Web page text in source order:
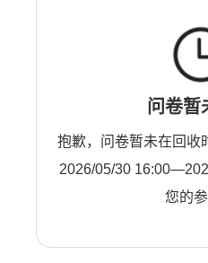
问卷暂
抱歉，问卷暂未在回收
2026/05/30
您的参